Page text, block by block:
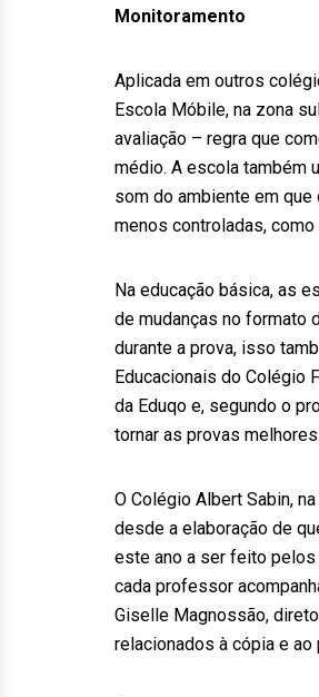
Monitoramento
Aplicada em outros
Escola Móbile, na zona
avaliação – regra que
médio. A escola também
som do ambiente em
menos controladas,
Na educação básica, as
de mudanças no formato
durante a prova, isso
Educacionais do Colégio
da Eduqo e, segundo o
tornar as provas melhores.
O Colégio Albert Sabin,
desde a elaboração de
este ano a ser feito pelos
cada professor
Giselle Magnossão,
relacionados à cópia e